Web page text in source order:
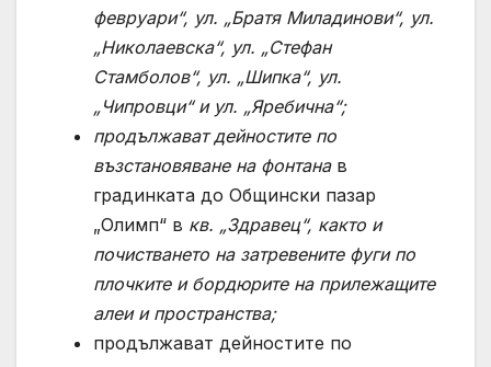
февруари“, ул. „Братя Миладинови“, ул.
„Николаевска“, ул. „Стефан
Стамболов“, ул. „Шипка“, ул.
„Чипровци“ и ул. „Яребична“;
продължават дейностите по
възстановяване на фонтана в
градинката до Общински пазар
„Олимп“ в кв. „Здравец“, както и
почистването на затревените фуги по
плочките и бордюрите на прилежащите
алеи и пространства;
продължават дейностите по